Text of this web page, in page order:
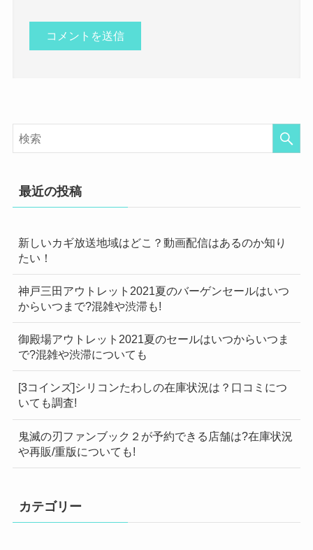
最近の投稿
新しいカギ放送地域はどこ？動画配信はあるのか知り
たい！
神戸三田アウトレット2021夏のバーゲンセールはいつ
からいつまで?混雑や渋滞も!
御殿場アウトレット2021夏のセールはいつからいつま
で?混雑や渋滞についても
[3コインズ]シリコンたわしの在庫状況は？口コミにつ
いても調査!
鬼滅の刃ファンブック２が予約できる店舗は?在庫状況
や再販/重版についても!
カテゴリー